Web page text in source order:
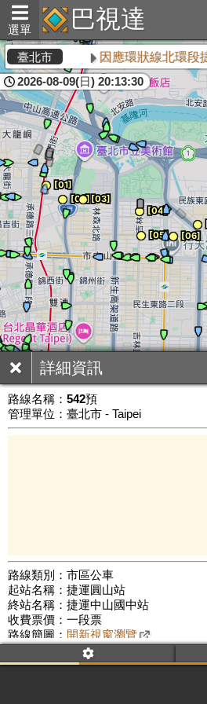
選單 巴視達
詳細資訊
路線名稱： 542預
管理單位：臺北市 - Taipei
路線類別：市區公車
起站名稱：捷運圓山站
終站名稱：捷運中山國中站
收費票價：一段票
路線簡圖： 開新視窗瀏覽
附屬名稱：542預
臺北市 因應環狀線北環段
2026-08-09(日) 20:13:30
公車數量: 累計4899、上線3915